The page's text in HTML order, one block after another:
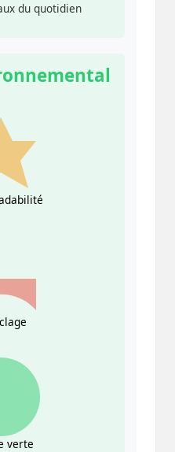
du quotidien
verte